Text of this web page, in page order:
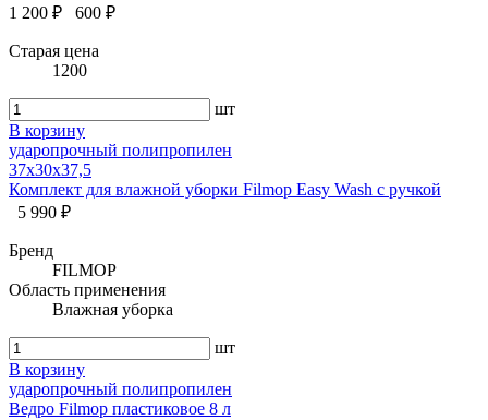
1 200 ₽
600 ₽
Старая цена
1200
шт
В корзину
ударопрочный полипропилен
37x30x37,5
Комплект для влажной уборки Filmop Easy Wash с ручкой
5 990 ₽
Бренд
FILMOP
Область применения
Влажная уборка
шт
В корзину
ударопрочный полипропилен
Ведро Filmop пластиковое 8 л